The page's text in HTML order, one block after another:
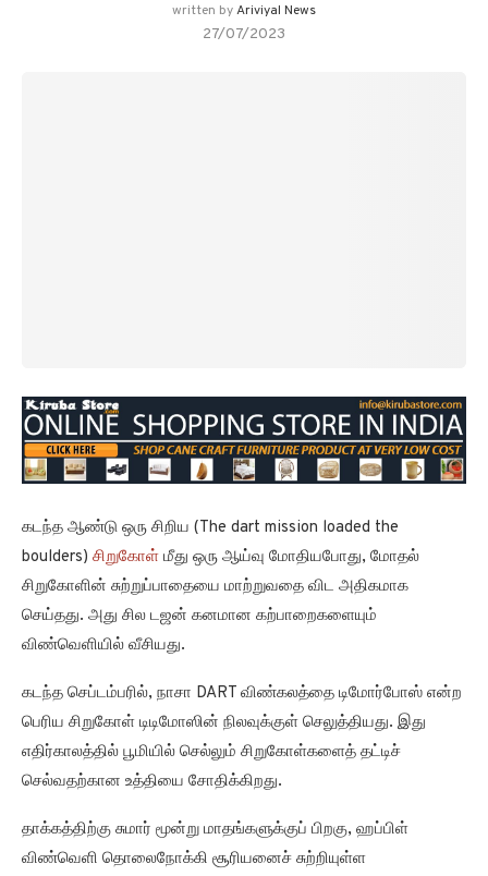
written byAriviyal News
27/07/2023
கடந்த ஆண்டு ஒரு சிறிய (The dart mission loaded the
boulders) சிறுகோள் மீது ஒரு ஆய்வு மோதியபோது, ​​மோதல்
சிறுகோளின் சுற்றுப்பாதையை மாற்றுவதை விட அதிகமாக
செய்தது. அது சில டஜன் கனமான கற்பாறைகளையும்
விண்வெளியில் வீசியது.
கடந்த செப்டம்பரில், நாசா DART விண்கலத்தை டிமோர்போஸ் என்ற
பெரிய சிறுகோள் டிடிமோஸின் நிலவுக்குள் செலுத்தியது. இது
எதிர்காலத்தில் பூமியில் செல்லும் சிறுகோள்களைத் தட்டிச்
செல்வதற்கான உத்தியை சோதிக்கிறது.
தாக்கத்திற்கு சுமார் மூன்று மாதங்களுக்குப் பிறகு, ஹப்பிள்
விண்வெளி தொலைநோக்கி சூரியனைச் சுற்றியுள்ள